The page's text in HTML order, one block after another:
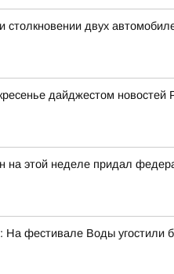
столкновении двух
дайджестом новостей
этой неделе придал
На фестивале Воды угостили